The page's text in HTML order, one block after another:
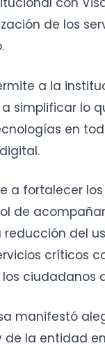
de los
a la
simplificar lo
en
a fortalecer
de
del
críticos
ciudadanos
manifestó
de la entidad